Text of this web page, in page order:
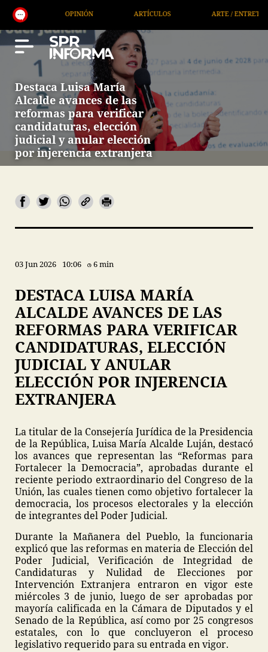
OPINIÓN ARTÍCULOS ARTE / ENTRETENIMIENTO
Destaca Luisa María
Alcalde avances de las
reformas para verificar
candidaturas, elección
judicial y anular elección
por injerencia extranjera
03 Jun 2026 10:06 6 min
DESTACA LUISA MARÍA
ALCALDE AVANCES DE LAS
REFORMAS PARA VERIFICAR
CANDIDATURAS, ELECCIÓN
JUDICIAL Y ANULAR
ELECCIÓN POR INJERENCIA
EXTRANJERA
La titular de la Consejería Jurídica de la Presidencia
de la República, Luisa María Alcalde Luján, destacó
los avances que representan las “Reformas para
Fortalecer la Democracia”, aprobadas durante el
reciente periodo extraordinario del Congreso de la
Unión, las cuales tienen como objetivo fortalecer la
democracia, los procesos electorales y la elección
de integrantes del Poder Judicial.
Durante la Mañanera del Pueblo, la funcionaria
explicó que las reformas en materia de Elección del
Poder Judicial, Verificación de Integridad de
Candidaturas y Nulidad de Elecciones por
Intervención Extranjera entraron en vigor este
miércoles 3 de junio, luego de ser aprobadas por
mayoría calificada en la Cámara de Diputados y el
Senado de la República, así como por 25 congresos
estatales, con lo que concluyeron el proceso
legislativo requerido para su entrada en vigor.